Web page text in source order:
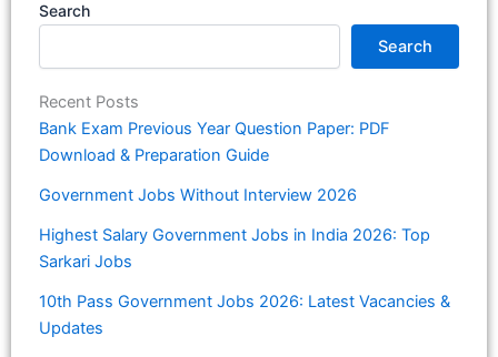
Search
Search
Recent Posts
Bank Exam Previous Year Question Paper: PDF
Download & Preparation Guide
Government Jobs Without Interview 2026
Highest Salary Government Jobs in India 2026: Top
Sarkari Jobs
10th Pass Government Jobs 2026: Latest Vacancies &
Updates